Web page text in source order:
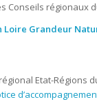
Conseils régionaux
Grandeur
Etat-Régions